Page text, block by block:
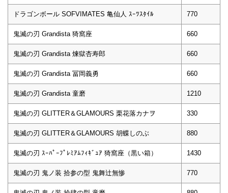
ドラゴンボール SOFVIMATES 亀仙人 ｽｰﾂｽﾀｲﾙ 770
鬼滅の刃 Grandista 猗窩座 660
鬼滅の刃 Grandista 煉獄杏寿郎 660
鬼滅の刃 Grandista 冨岡義勇 660
鬼滅の刃 Grandista 童磨 1210
鬼滅の刃 GLITTER＆GLAMOURS 栗花落カナヲ 330
鬼滅の刃 GLITTER＆GLAMOURS 胡蝶しのぶ 880
鬼滅の刃 ｽｰﾊﾟｰﾌﾟﾚﾐｱﾑﾌｨｷﾞｭｱ 猗窩座（黒い箱） 1430
鬼滅の刃 鬼ノ装 拾参の型 鬼舞辻無惨 770